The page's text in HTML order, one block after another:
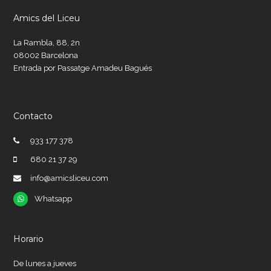
Amics del Liceu
La Rambla, 88, 2n
08002 Barcelona
Entrada por Passatge Amadeu Bagués
Contacto
933 177 378
680 21 37 29
info@amicsliceu.com
Whatsapp
Whatsapp
Horario
De lunes a jueves